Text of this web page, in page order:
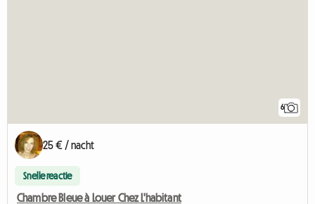
6
25 € / nacht
Snelle reactie
Chambre Bleue à Louer Chez L'habitant